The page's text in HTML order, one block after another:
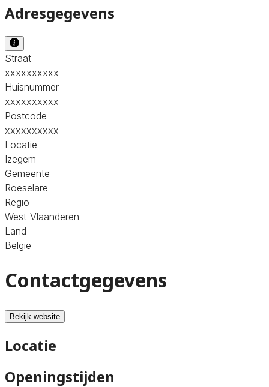
Adresgegevens
Straat
xxxxxxxxxx
Huisnummer
xxxxxxxxxx
Postcode
xxxxxxxxxx
Locatie
Izegem
Gemeente
Roeselare
Regio
West-Vlaanderen
Land
België
Contactgegevens
Bekijk website
Locatie
Openingstijden